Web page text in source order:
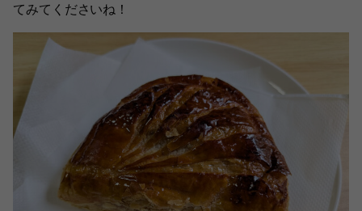
てみてくださいね！